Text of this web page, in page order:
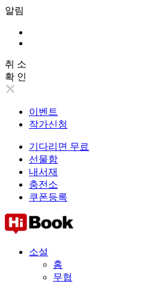
알림
취 소
확 인
이벤트
작가신청
기다리면 무료
선물함
내서재
충전소
쿠폰등록
소설
홈
무협